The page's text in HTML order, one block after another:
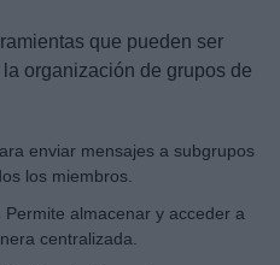
que pueden ser
organización de grupos de
enviar mensajes a subgrupos
los miembros.
Permite almacenar y acceder a
centralizada.